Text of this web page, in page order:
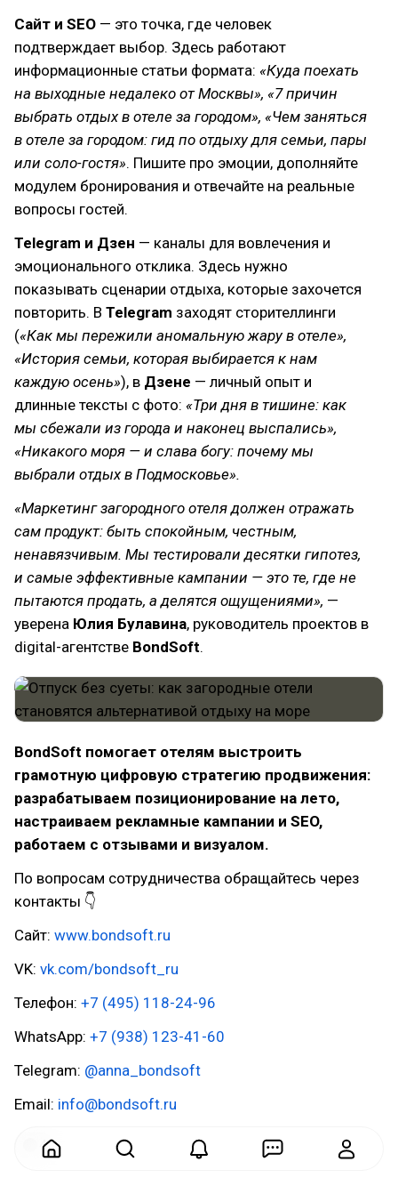
Сайт и SEO — это точка, где человек
подтверждает выбор. Здесь работают
информационные статьи формата: «Куда поехать
на выходные недалеко от Москвы», «7 причин
выбрать отдых в отеле за городом», «Чем заняться
в отеле за городом: гид по отдыху для семьи, пары
или соло-гостя». Пишите про эмоции, дополняйте
модулем бронирования и отвечайте на реальные
вопросы гостей.
Telegram и Дзен — каналы для вовлечения и
эмоционального отклика. Здесь нужно
показывать сценарии отдыха, которые захочется
повторить. В Telegram заходят сторителлинги
(«Как мы пережили аномальную жару в отеле»,
«История семьи, которая выбирается к нам
каждую осень»), в Дзене — личный опыт и
длинные тексты с фото: «Три дня в тишине: как
мы сбежали из города и наконец выспались»,
«Никакого моря — и слава богу: почему мы
выбрали отдых в Подмосковье».
«Маркетинг загородного отеля должен отражать
сам продукт: быть спокойным, честным,
ненавязчивым. Мы тестировали десятки гипотез,
и самые эффективные кампании — это те, где не
пытаются продать, а делятся ощущениями», —
уверена Юлия Булавина, руководитель проектов в
digital-агентстве BondSoft.
BondSoft помогает отелям выстроить
грамотную цифровую стратегию продвижения:
разрабатываем позиционирование на лето,
настраиваем рекламные кампании и SEO,
работаем с отзывами и визуалом.
По вопросам сотрудничества обращайтесь через
контакты 👇
Сайт: www.bondsoft.ru
VK: vk.com/bondsoft_ru
Телефон: +7 (495) 118-24-96
WhatsApp: +7 (938) 123-41-60
Telegram: @anna_bondsoft
Email: info@bondsoft.ru
4